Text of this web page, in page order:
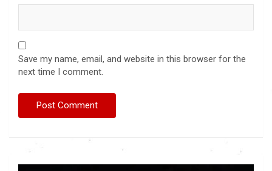
Save my name, email, and website in this browser for the
next time I comment.